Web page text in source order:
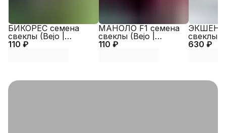
110 ₽
БИКОРЕС семена
свеклы (Bejo |
Alexagro)
110 ₽
МАНОЛО F1 семена
свеклы (Bejo |
Alexagro)
630 ₽
ЭКШЕН
свеклы
Alexagro)